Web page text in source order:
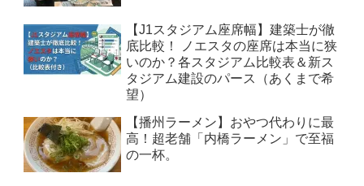
【J1スタジアム座席幅】建築士が徹
底比較！ ノエスタの座席は本当に狭
いのか？各スタジアム比較表＆新ス
タジアム建設のパース（あくまで希
望）
【播州ラーメン】おやつ代わりに最
高！超老舗「内橋ラーメン」で至福
の一杯。